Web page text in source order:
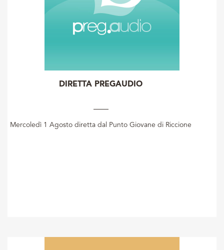
DIRETTA PREGAUDIO
Mercoledì 1 Agosto diretta dal Punto Giovane di Riccione